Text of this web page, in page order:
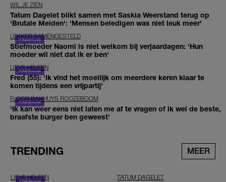
WIL JE ZIEN
Tatum Dagelet blikt samen met Saskia Weerstand terug op
'Brutale Meiden': 'Mensen beledigen was niet leuk meer'
LEKKER SAMENGESTELD
Stiefmoeder Naomi is niet welkom bij verjaardagen: 'Hun
moeder wil niet dat ik er ben'
LIEVE HELEEN
Fred (55): 'Ik vind het moeilijk om meerdere keren klaar te
komen tijdens een vrijpartij'
FLOOR BAKHUYS ROOZEBOOM
'Ik kan weer eens niet laten me af te vragen of ik wel de beste,
braafste burger ben geweest'
TRENDING MEER
LIEVE HELEEN TATUM DAGELET